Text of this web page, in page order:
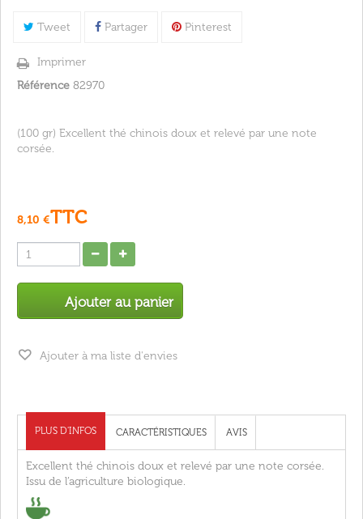
Tweet Partager Pinterest
Imprimer
Référence 82970
(100 gr) Excellent thé chinois doux et relevé par une note
corsée.
8,10 €TTC
Ajouter au panier
Ajouter à ma liste d'envies
PLUS D'INFOS CARACTÉRISTIQUES AVIS
Excellent thé chinois doux et relevé par une note corsée.
Issu de l’agriculture biologique.